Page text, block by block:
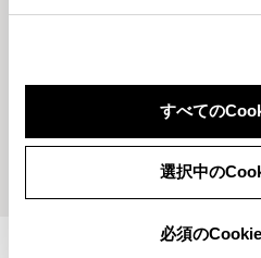
すべての
選択中の
必須の
もっとみる